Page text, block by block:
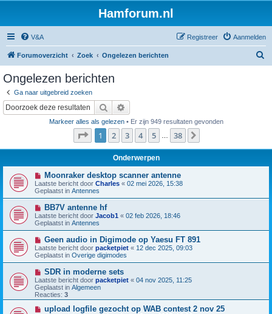
Hamforum.nl
V&A Aanmelden
Registreer
Forumoverzicht Zoek Ongelezen berichten
Ongelezen berichten
Ga naar uitgebreid zoeken
Zoek
Markeer alles als gelezen• Er zijn 949 resultaten gevonden
Pagina van 38
1 2 3 4 5 38
Onderwerpen
N
i
e
u
w
b
e
r
i
c
h
t
Moonraker desktop scanner antenne
Laatste bericht door Charles « 02 mei 2026, 15:38
Geplaatst in Antennes
N
i
e
u
w
b
e
r
i
c
h
t
BB7V antenne hf
Laatste bericht door Jacob1 « 02 feb 2026, 18:46
Geplaatst in Antennes
N
i
e
u
w
b
e
r
i
h
Geen audio in Digimode op Yaesu FT 891
Laatste bericht door packetpiet « 12 dec 2025, 09:03
Geplaatst in Overige digimodes
N
i
e
u
w
b
SDR in moderne sets
Laatste bericht door packetpiet « 04 nov 2025, 11:25
Geplaatst in Algemeen
Reacties: 3
Nupload logfile gezocht op WAB contest 2 nov 25